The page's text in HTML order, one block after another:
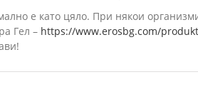
е като цяло. При някои
Гел – https://www.erosbg.com/